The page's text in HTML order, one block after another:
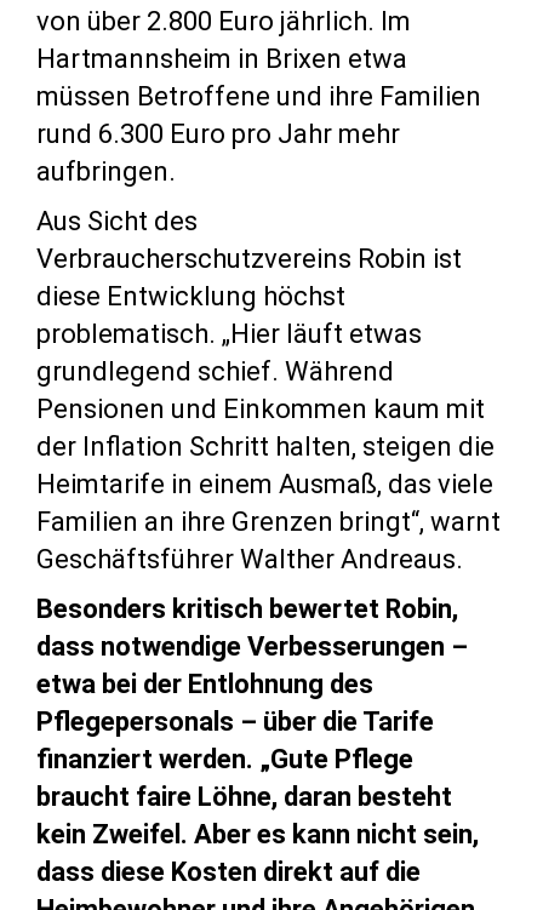
von über 2.800 Euro jährlich. Im
Hartmannsheim in Brixen etwa
müssen Betroffene und ihre Familien
rund 6.300 Euro pro Jahr mehr
aufbringen.
Aus Sicht des
Verbraucherschutzvereins Robin ist
diese Entwicklung höchst
problematisch. „Hier läuft etwas
grundlegend schief. Während
Pensionen und Einkommen kaum mit
der Inflation Schritt halten, steigen die
Heimtarife in einem Ausmaß, das viele
Familien an ihre Grenzen bringt“, warnt
Geschäftsführer Walther Andreaus.
Besonders kritisch bewertet Robin,
dass notwendige Verbesserungen –
etwa bei der Entlohnung des
Pflegepersonals – über die Tarife
finanziert werden. „Gute Pflege
braucht faire Löhne, daran besteht
kein Zweifel. Aber es kann nicht sein,
dass diese Kosten direkt auf die